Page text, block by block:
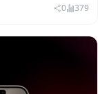
0 379